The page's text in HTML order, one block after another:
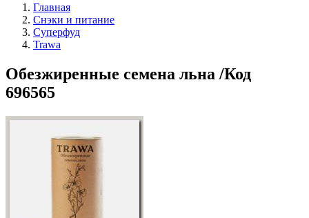
Главная
Снэки и питание
Суперфуд
Trawa
Обезжиренные семена льна /Код
696565